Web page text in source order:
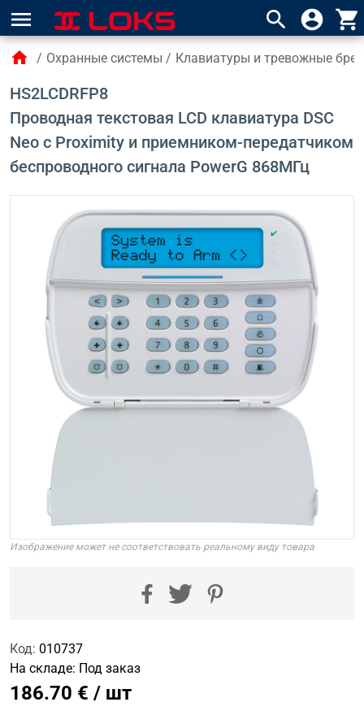
menu search account_circle shopping_cart
home / Охранные системы / Клавиатуры и тревожные
HS2LCDRFP8
Проводная текстовая LCD клавиатура DSC
Neo с Proximity и приемником-передатчиком
беспроводного сигнала PowerG 868МГц
Изображение может не соответствовать реальному виду товара
Код: 010737
На складе: Под заказ
186.70 € / шт